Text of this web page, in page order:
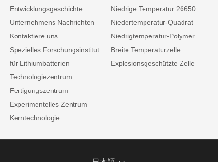
Entwicklungsgeschichte
Unternehmens Nachrichten
Kontaktiere uns
Spezielles Forschungsinstitut
für Lithiumbatterien
Technologiezentrum
Fertigungszentrum
Experimentelles Zentrum
Kerntechnologie
Niedrige Temperatur 26650
Niedertemperatur-Quadrat
Niedrigtemperatur-Polymer
Breite Temperaturzelle
Explosionsgeschützte Zelle